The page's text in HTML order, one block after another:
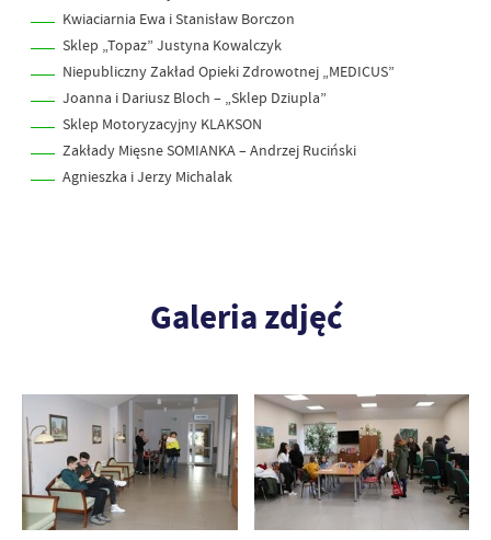
Kwiaciarnia Ewa i Stanisław Borczon
Sklep „Topaz” Justyna Kowalczyk
Niepubliczny Zakład Opieki Zdrowotnej „MEDICUS”
Joanna i Dariusz Bloch – „Sklep Dziupla”
Sklep Motoryzacyjny KLAKSON
Zakłady Mięsne SOMIANKA – Andrzej Ruciński
Agnieszka i Jerzy Michalak
Galeria zdjęć